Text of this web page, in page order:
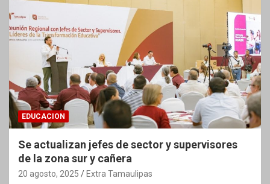
EDUCACION
Se actualizan jefes de sector y supervisores
de la zona sur y cañera
20 agosto, 2025 Extra Tamaulipas